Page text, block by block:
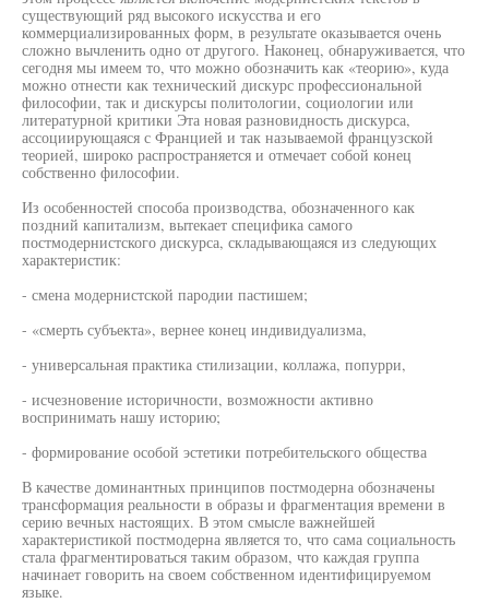
существующий ряд высокого искусства и его
коммерциализированных форм, в результате оказывается очень
сложно вычленить одно от другого. Наконец, обнаруживается, что
сегодня мы имеем то, что можно обозначить как «теорию», куда
можно отнести как технический дискурс профессиональной
философии, так и дискурсы политологии, социологии или
литературной критики Эта новая разновидность дискурса,
ассоциирующаяся с Францией и так называемой французской
теорией, широко распространяется и отмечает собой конец
собственно философии.
Из особенностей способа производства, обозначенного как
поздний капитализм, вытекает специфика самого
постмодернистского дискурса, складывающаяся из следующих
характеристик:
- смена модернистской пародии пастишем;
- «смерть субъекта», вернее конец индивидуализма,
- универсальная практика стилизации, коллажа, попурри,
- исчезновение историчности, возможности активно
воспринимать нашу историю;
- формирование особой эстетики потребительского общества
В качестве доминантных принципов постмодерна обозначены
трансформация реальности в образы и фрагментация времени в
серию вечных настоящих. В этом смысле важнейшей
характеристикой постмодерна является то, что сама социальность
стала фрагментироваться таким образом, что каждая группа
начинает говорить на своем собственном идентифицируемом
языке.